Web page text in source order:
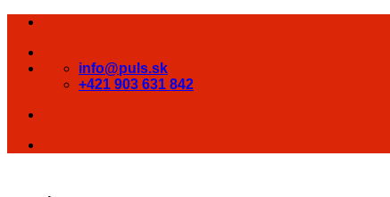
Skip
content
info@puls.sk
+421 903 631 842